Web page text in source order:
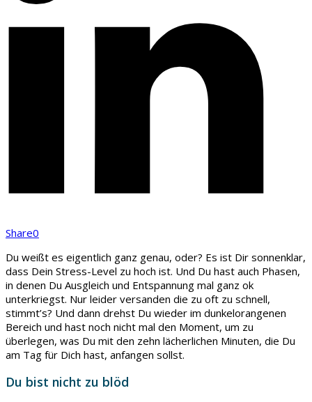
Share0
Du weißt es eigentlich ganz genau, oder? Es ist Dir sonnenklar,
dass Dein Stress-Level zu hoch ist. Und Du hast auch Phasen,
in denen Du Ausgleich und Entspannung mal ganz ok
unterkriegst. Nur leider versanden die zu oft zu schnell,
stimmt’s? Und dann drehst Du wieder im dunkelorangenen
Bereich und hast noch nicht mal den Moment, um zu
überlegen, was Du mit den zehn lächerlichen Minuten, die Du
am Tag für Dich hast, anfangen sollst.
Du bist nicht zu blöd